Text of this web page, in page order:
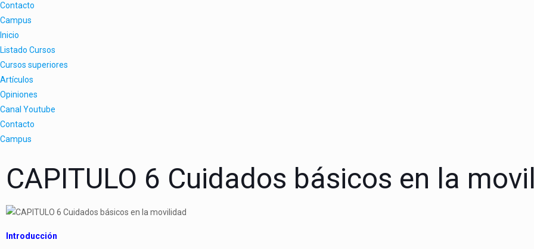
Contacto
Campus
Inicio
Listado Cursos
Cursos superiores
Artículos
Opiniones
Canal Youtube
Contacto
Campus
CAPITULO 6 Cuidados básicos en la
Introducción